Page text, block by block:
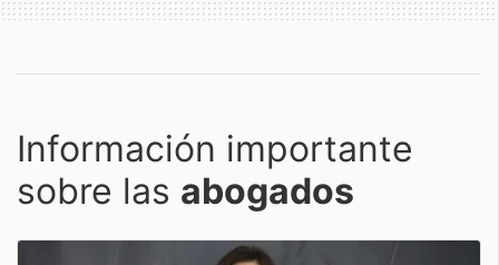
Información importante
sobre las abogados